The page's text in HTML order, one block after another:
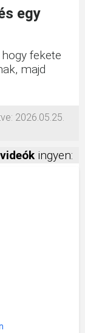
egy
fekete
majd
2026.05.25.
ingyen: